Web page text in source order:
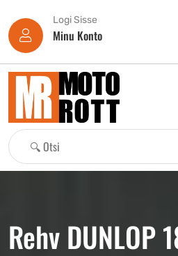
Logi Sisse
Minu Konto
Rehv DUNLOP